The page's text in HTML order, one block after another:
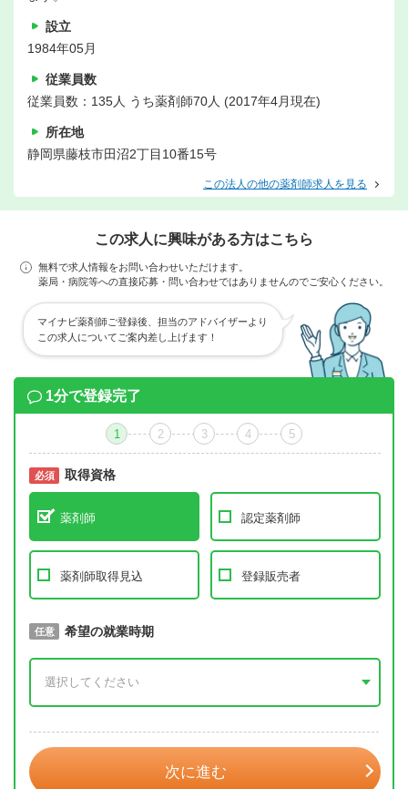
設立
1984年05月
従業員数
従業員数：135人 うち薬剤師70人 (2017年4月現在)
所在地
静岡県藤枝市田沼2丁目10番15号
この法人の他の薬剤師求人を見る
この求人に興味がある方はこちら
無料で求人情報をお問い合わせいただけます。
薬局・病院等への直接応募・問い合わせではありませんのでご安心ください。
マイナビ薬剤師ご登録後、担当のアドバイザーより
この求人についてご案内差し上げます！
1分で登録完了
1 2 3 4 5
必須 取得資格
薬剤師 認定薬剤師
薬剤師取得見込 登録販売者
必須 取得予定年
任意 希望の就業時期
次に進む